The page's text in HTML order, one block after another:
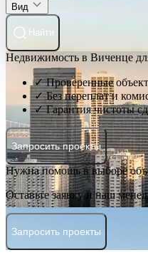
Вид
Найти
Недвижимость в Виченце
✓ Проверенные
✓ Без переплат и
✓ Гарантия чистоты
Запросить проекты
Нужна помощь в выборе
Оставьте заявку и наш
Запросить проекты